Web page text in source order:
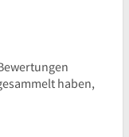
haben,